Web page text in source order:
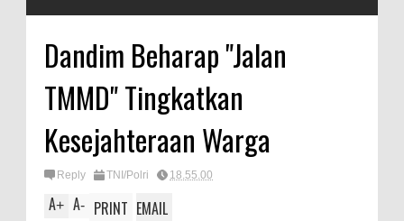
Dandim Beharap "Jalan
TMMD" Tingkatkan
Kesejahteraan Warga
Reply TNI/Polri 18.55.00
A+ A- PRINT EMAIL